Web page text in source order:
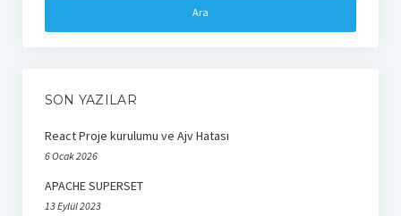
SON YAZILAR
React Proje kurulumu ve Ajv Hatası
6 Ocak 2026
APACHE SUPERSET
13 Eylül 2023